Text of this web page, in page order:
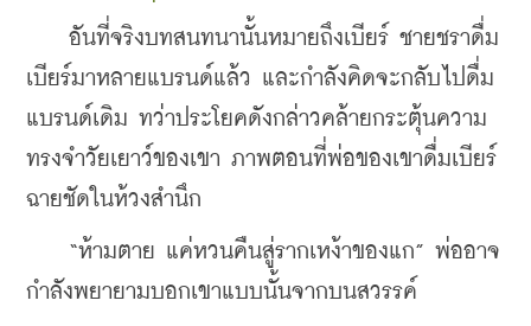
อันที่จริงบทสนทนานั้นหมายถึงเบียร์ ชายชราดื่ม
เบียร์มาหลายแบรนด์แล้ว และกำลังคิดจะกลับไปดื่ม
แบรนด์เดิม ทว่าประโยคดังกล่าวคล้ายกระตุ้นความ
ทรงจำวัยเยาว์ของเขา ภาพตอนที่พ่อของเขาดื่มเบียร์
ฉายชัดในห้วงสำนึก
“ห้ามตาย แค่หวนคืนสู่รากเหง้าของแก” พ่ออาจ
กำลังพยายามบอกเขาแบบนั้นจากบนสวรรค์